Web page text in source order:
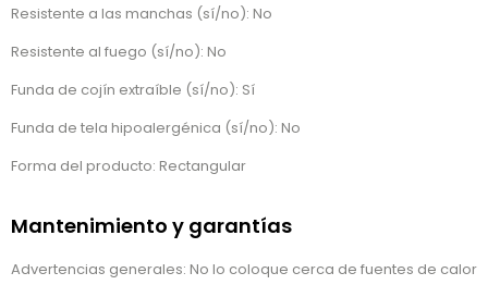
Resistente a las manchas (sí/no): No
Resistente al fuego (sí/no): No
Funda de cojín extraíble (sí/no): Sí
Funda de tela hipoalergénica (sí/no): No
Forma del producto: Rectangular
Mantenimiento y garantías
Advertencias generales: No lo coloque cerca de fuentes de calor